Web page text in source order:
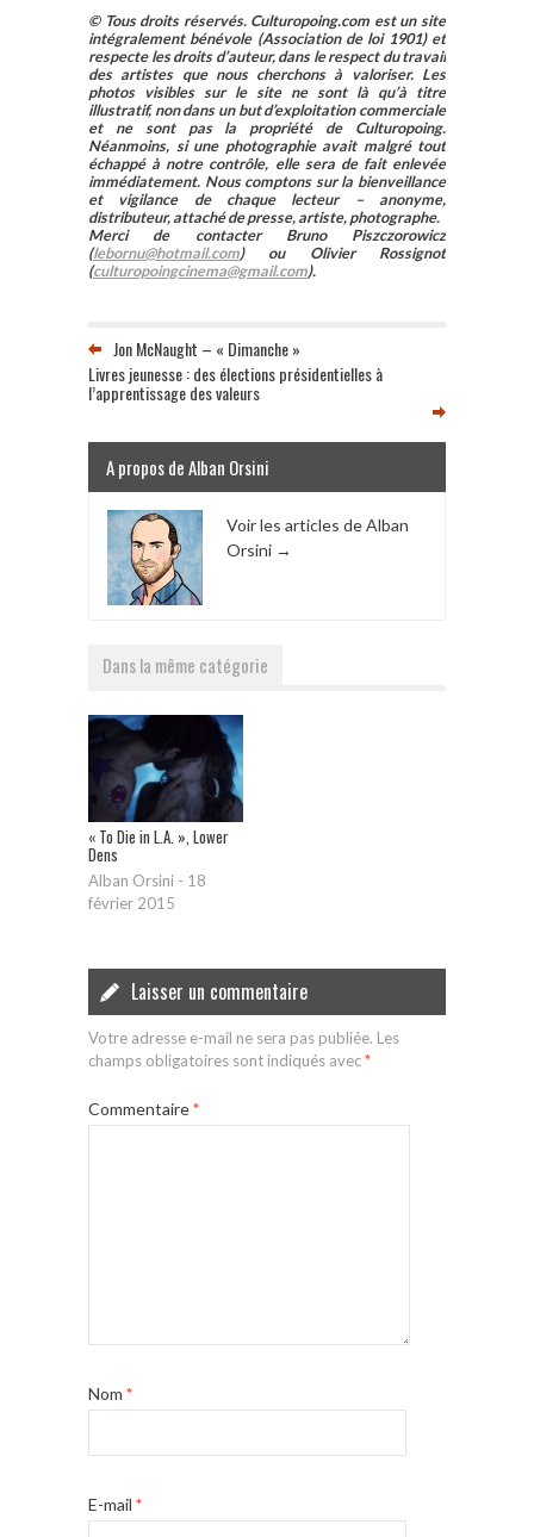
© Tous droits réservés. Culturopoing.com est un site
intégralement bénévole (Association de loi 1901) et
respecte les droits d’auteur, dans le respect du travail
des artistes que nous cherchons à valoriser. Les
photos visibles sur le site ne sont là qu’à titre
illustratif, non dans un but d’exploitation commerciale
et ne sont pas la propriété de Culturopoing.
Néanmoins, si une photographie avait malgré tout
échappé à notre contrôle, elle sera de fait enlevée
immédiatement. Nous comptons sur la bienveillance
et vigilance de chaque lecteur – anonyme,
distributeur, attaché de presse, artiste, photographe.
Merci de contacter Bruno Piszczorowicz
(lebornu@hotmail.com) ou Olivier Rossignot
(culturopoingcinema@gmail.com).
Jon McNaught – « Dimanche »
Livres jeunesse : des élections présidentielles à
l’apprentissage des valeurs
A propos de Alban Orsini
Voir les articles de Alban
Orsini →
Dans la même catégorie
« To Die in L.A. », Lower
Dens
Alban Orsini - 18
février 2015
Laisser un commentaire
Votre adresse e-mail ne sera pas publiée. Les
champs obligatoires sont indiqués avec*
Commentaire*
Nom *
E-mail *